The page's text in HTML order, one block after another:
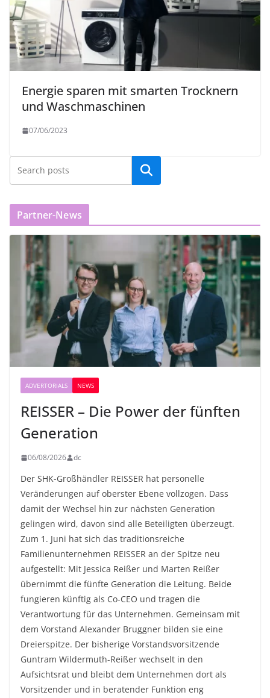
Energie sparen mit smarten Trocknern
und Waschmaschinen
07/06/2023
Partner-News
ADVERTORIALS NEWS
REISSER – Die Power der fünften
Generation
06/08/2026 dc
Der SHK-Großhändler REISSER hat personelle
Veränderungen auf oberster Ebene vollzogen. Dass
damit der Wechsel hin zur nächsten Generation
gelingen wird, davon sind alle Beteiligten überzeugt.
Zum 1. Juni hat sich das traditionsreiche
Familienunternehmen REISSER an der Spitze neu
aufgestellt: Mit Jessica Reißer und Marten Reißer
übernimmt die fünfte Generation die Leitung. Beide
fungieren künftig als Co-CEO und tragen die
Verantwortung für das Unternehmen. Gemeinsam mit
dem Vorstand Alexander Bruggner bilden sie eine
Dreierspitze. Der bisherige Vorstandsvorsitzende
Guntram Wildermuth-Reißer wechselt in den
Aufsichtsrat und bleibt dem Unternehmen dort als
Vorsitzender und in beratender Funktion eng